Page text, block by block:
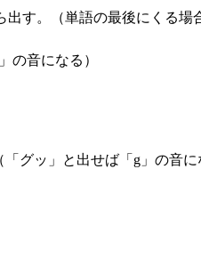
す。（単語の最後にくる場
の音になる）
グッ」と出せば「g」の音に